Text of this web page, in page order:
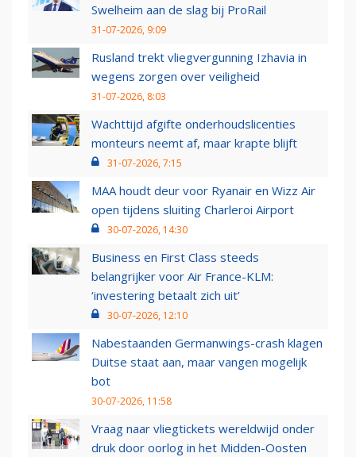
Swelheim aan de slag bij ProRail
31-07-2026, 9:09
Rusland trekt vliegvergunning Izhavia in
wegens zorgen over veiligheid
31-07-2026, 8:03
Wachttijd afgifte onderhoudslicenties
monteurs neemt af, maar krapte blijft
31-07-2026, 7:15
MAA houdt deur voor Ryanair en Wizz Air
open tijdens sluiting Charleroi Airport
30-07-2026, 14:30
Business en First Class steeds
belangrijker voor Air France-KLM:
‘investering betaalt zich uit’
30-07-2026, 12:10
Nabestaanden Germanwings-crash klagen
Duitse staat aan, maar vangen mogelijk
bot
30-07-2026, 11:58
Vraag naar vliegtickets wereldwijd onder
druk door oorlog in het Midden-Oosten